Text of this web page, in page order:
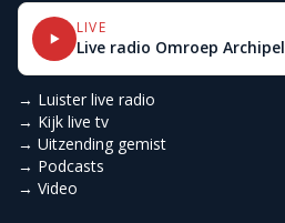
LIVE
Live radio Omroep Archipel
→ Luister live radio
→ Kijk live tv
→ Uitzending gemist
→ Podcasts
→ Video